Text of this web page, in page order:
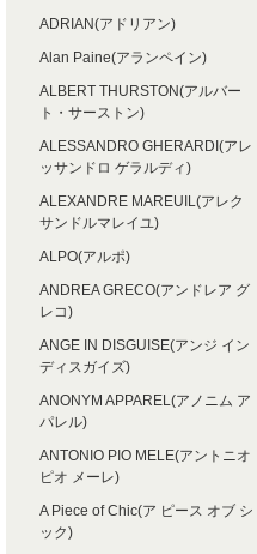
ADRIAN(アドリアン)
Alan Paine(アランペイン)
ALBERT THURSTON(アルバー
ト・サーストン)
ALESSANDRO GHERARDI(アレ
ッサンドロ ゲラルディ)
ALEXANDRE MAREUIL(アレク
サンドルマレイユ)
ALPO(アルポ)
ANDREA GRECO(アンドレア グ
レコ)
ANGE IN DISGUISE(アンジ イン
ディスガイズ)
ANONYM APPAREL(アノニム ア
パレル)
ANTONIO PIO MELE(アントニオ
ピオ メーレ)
A Piece of Chic(ア ピース オブ シ
ック)